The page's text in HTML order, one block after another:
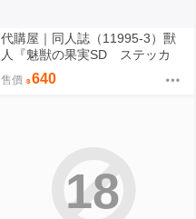
代購屋｜同人誌（11995-3）獸
人『魅獣の果実SD ステッカ
ー』KEYAKI Hobby rig-pa2026
KEYAKI Hobby
售價 640
18